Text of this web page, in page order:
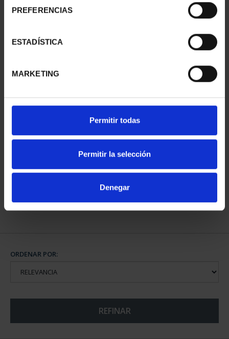
PREFERENCIAS
ESTADÍSTICA
MARKETING
Permitir todas
Permitir la selección
Denegar
registrados
registrados
CAPITALES DE
COMPLET...
3.796,00 €
ORDENAR POR:
REFINAR